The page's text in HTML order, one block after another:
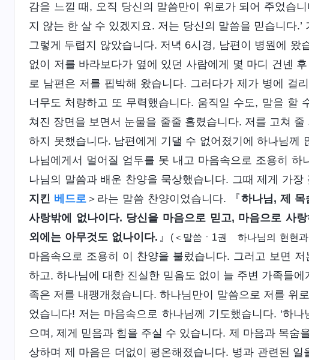
감을 느낄 때, 오직 당신의 말씀만이 위로가 되어 주었습
지 않는 한 살 수 있겠지요. 저는 당신의 말씀을 믿습니다
그렇게 두렵지 않았습니다. 저녁 6시경, 남편이 병원에 왔
없이 저를 바라보다가 옆에 있던 사람에게 몇 마디 건넨
로 남편은 저를 핍박해 왔습니다. 그러다가 제가 병에 걸
너무도 처량하고 또 무력했습니다. 움직일 수도, 말을 할
쳐진 장면을 보면서 눈물을 줄줄 흘렸습니다. 저를 고쳐
하지 못했습니다. 남편에게 기댈 수 없어졌기에 하나님께
나님에게서 멀어질 엄두를 못 내고 마음속으로 조용히
나님의 말씀과 배운 찬양을 묵상했습니다. 그때 제게 가장
지킨 베드로 ＞라는 말씀 찬양이었습니다. 『하나님, 제 목
사랑밖에 없나이다. 당신을 마음으로 믿고, 마음으로 사
외에는 아무것도 없나이다. 』 (＜말씀ㆍ1권 하나님의 현현과
마음속으로 조용히 이 찬양을 불렀습니다. 그러고 보면
하고, 하나님에 대한 진실한 믿음도 없이 늘 주변 가족들
족은 저를 내팽개쳤습니다. 하나님만이 말씀으로 저를 위
었습니다! 저는 마음속으로 하나님께 기도했습니다. ‘하
으며, 제게 믿음과 힘을 주실 수 있습니다. 제 마음과 목숨
상하며 제 마음은 더없이 평온해졌습니다. 병과 관련된